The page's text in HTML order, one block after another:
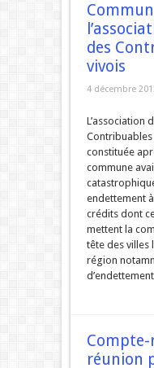
des
vivois
4 décembre
L’association
Contribuables
constituée
commune
endettement
crédits dont
mettent la
tête des villes
région
Compte-
réunion